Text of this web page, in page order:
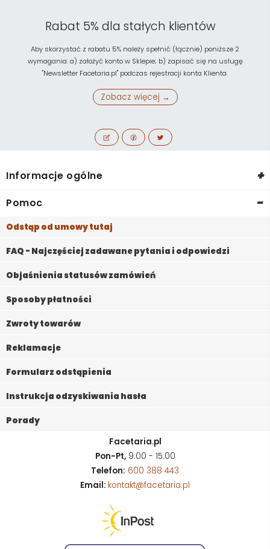
Rabat 5% dla stałych klientów
Aby skorzystać z rabatu 5% należy spełnić (łącznie) poniższe 2
wymagania: a) założyć konto w Sklepie; b) zapisać się na usługę
"Newsletter Facetaria.pl" podczas rejestracji konta Klienta.
Zobacz więcej →
Informacje ogólne +
Pomoc -
Odstąp od umowy tutaj
FAQ - Najczęściej zadawane pytania i odpowiedzi
Objaśnienia statusów zamówień
Sposoby płatności
Zwroty towarów
Reklamacje
Formularz odstąpienia
Instrukcja odzyskiwania hasła
Porady
Facetaria.pl
Pon-Pt,9:00 - 15:00
Telefon: 600 388 443
Email: kontakt@facetaria.pl